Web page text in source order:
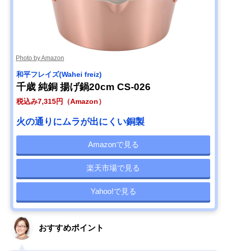
Photo by Amazon
和平フレイズ(Wahei freiz)
千歳 純銅 揚げ鍋20cm CS-026
税込み7,315円（Amazon）
火の通りにムラが出にくい銅製
Amazonで見る
楽天市場で見る
Yahoo!で見る
おすすめポイント